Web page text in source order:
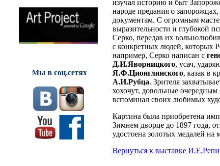
Мы в соц.сетях
изучал историю и быт
народе предания о
документам. С огромным
выразительности и глубокой
Серко, передав их
с конкретных людей, которых
например, Серко написан с
Д.И.Яворницкого, усач,
Я.Ф.Ционглинского, казак в
А.И.Рубца. Зрителя
хохочут, довольные
вспоминал своих любимых
Картина была приобретена
Зимнем дворце до 1897 года,
удостоена золотых медалей
Вернуться к выставке